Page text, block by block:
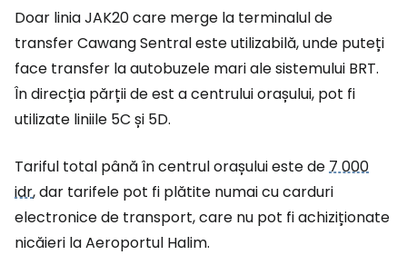
Doar linia JAK20 care merge la terminalul de
transfer Cawang Sentral este utilizabilă, unde puteți
face transfer la autobuzele mari ale sistemului BRT.
În direcția părții de est a centrului orașului, pot fi
utilizate liniile 5C și 5D.
Tariful total până în centrul orașului este de7 000
idr, dar tarifele pot fi plătite numai cu carduri
electronice de transport, care nu pot fi achiziționate
nicăieri la Aeroportul Halim.